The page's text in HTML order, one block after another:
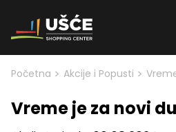
Skip to content
Početna > Akcije i Popusti >
Vreme je za novi